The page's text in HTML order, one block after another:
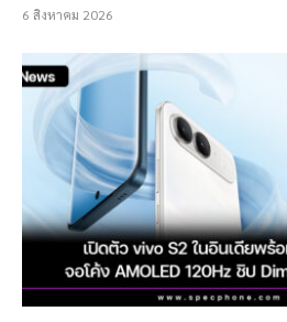
6 สิงหาคม 2026